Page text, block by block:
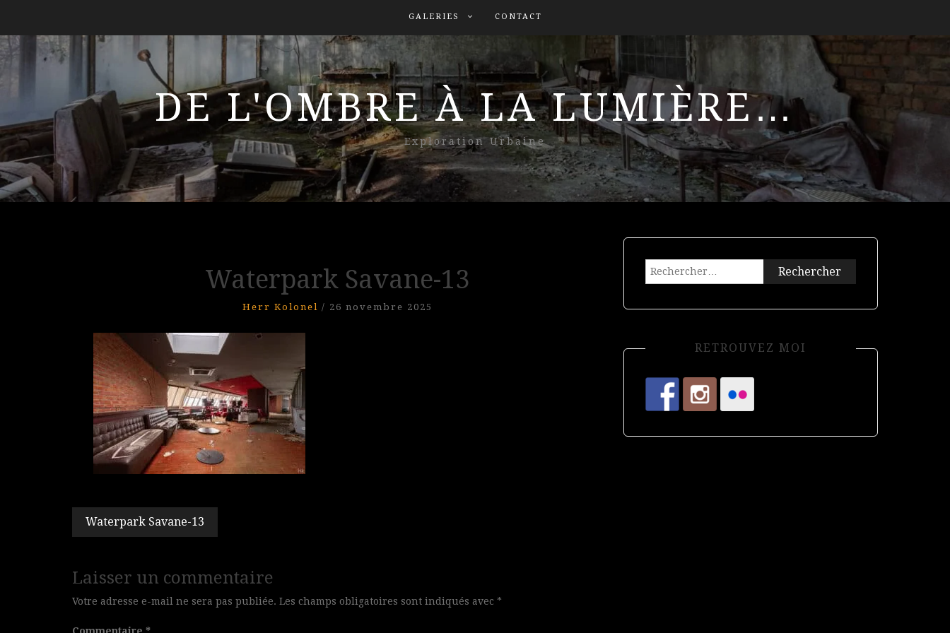
GALERIES CONTACT
DE L'OMBRE À LA LUMIÈRE…
Exploration Urbaine
Waterpark Savane-13
Herr Kolonel / 26 novembre 2025
Navigation
de
l’article
Waterpark Savane-13
Laisser un commentaire
Votre adresse e-mail ne sera pas publiée. Les champs obligatoires sont indiqués avec *
Rechercher :
RETROUVEZ MOI